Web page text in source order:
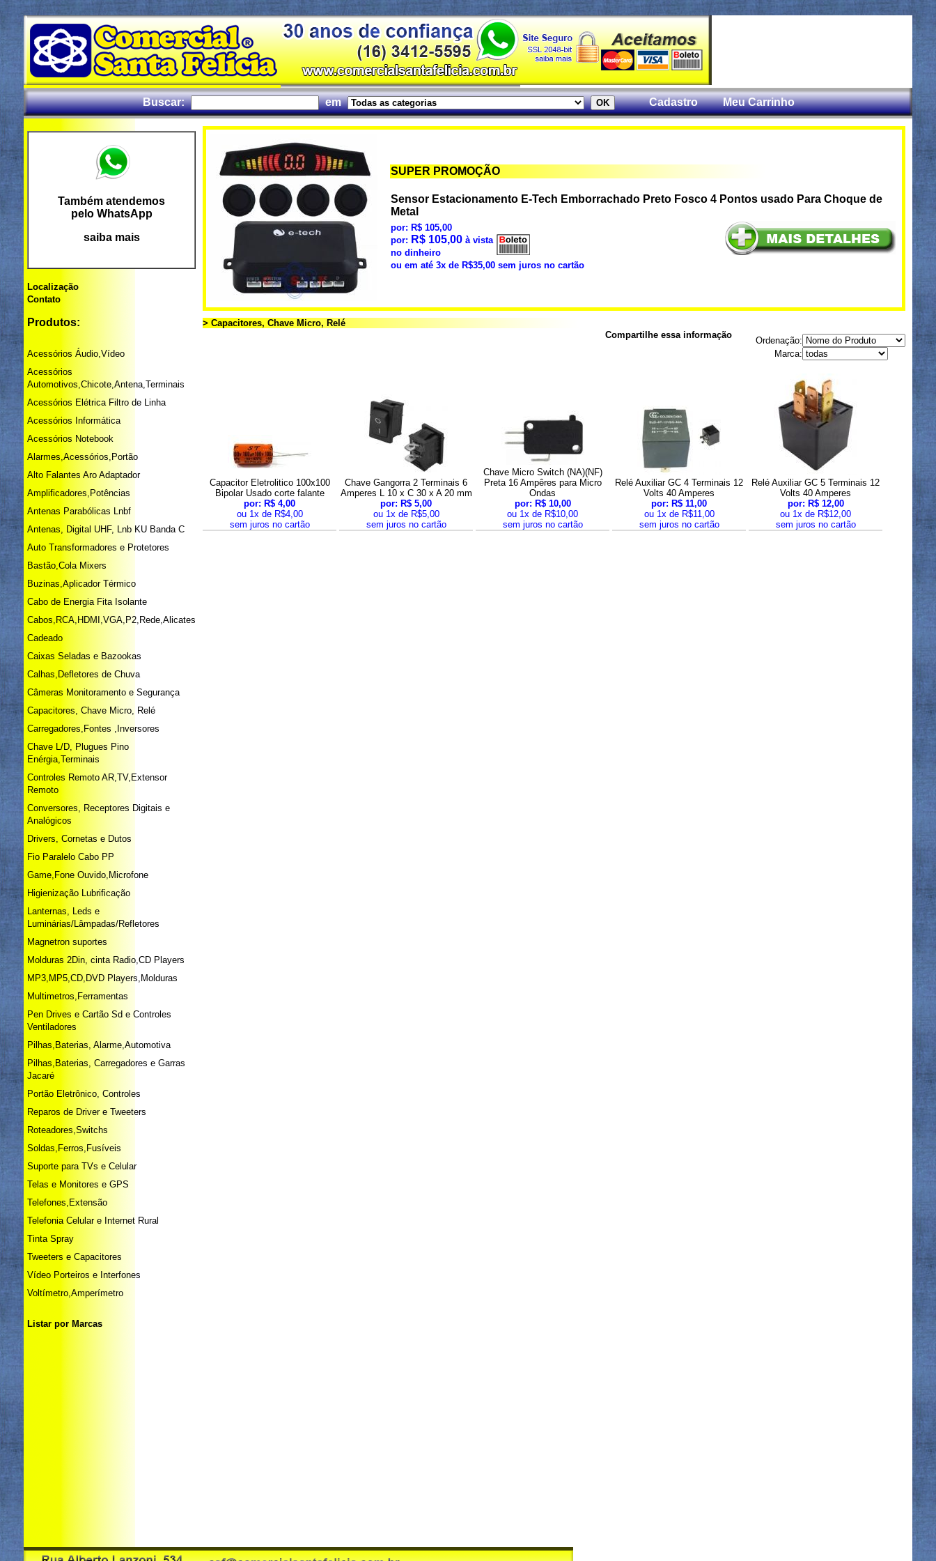
Buscar: em Cadastro Meu Carrinho
Também atendemos
pelo WhatsApp
saiba mais
Localização
Contato
Produtos:
Acessórios Áudio,Vídeo
Acessórios
Automotivos,Chicote,Antena,Terminais
Acessórios Elétrica Filtro de Linha
Acessórios Informática
Acessórios Notebook
Alarmes,Acessórios,Portão
Alto Falantes Aro Adaptador
Amplificadores,Potências
Antenas Parabólicas Lnbf
Antenas, Digital UHF, Lnb KU Banda C
Auto Transformadores e Protetores
Bastão,Cola Mixers
Buzinas,Aplicador Térmico
Cabo de Energia Fita Isolante
Cabos,RCA,HDMI,VGA,P2,Rede,Alicates
Cadeado
Caixas Seladas e Bazookas
Calhas,Defletores de Chuva
Câmeras Monitoramento e Segurança
Capacitores, Chave Micro, Relé
Carregadores,Fontes ,Inversores
Chave L/D, Plugues Pino
Enérgia,Terminais
Controles Remoto AR,TV,Extensor
Remoto
Conversores, Receptores Digitais e
Analógicos
Drivers, Cornetas e Dutos
Fio Paralelo Cabo PP
Game,Fone Ouvido,Microfone
Higienização Lubrificação
Lanternas, Leds e
Luminárias/Lâmpadas/Refletores
Magnetron suportes
Molduras 2Din, cinta Radio,CD Players
MP3,MP5,CD,DVD Players,Molduras
Multimetros,Ferramentas
Pen Drives e Cartão Sd e Controles
Ventiladores
Pilhas,Baterias, Alarme,Automotiva
Pilhas,Baterias, Carregadores e Garras
Jacaré
Portão Eletrônico, Controles
Reparos de Driver e Tweeters
Roteadores,Switchs
Soldas,Ferros,Fusíveis
Suporte para TVs e Celular
Telas e Monitores e GPS
Telefones,Extensão
Telefonia Celular e Internet Rural
Tinta Spray
Tweeters e Capacitores
Vídeo Porteiros e Interfones
Voltímetro,Amperímetro
Listar por Marcas
SUPER PROMOÇÃO
Sensor Estacionamento E-Tech Emborrachado Preto Fosco 4 Pontos usado Para Choque de
Metal
por: R$ 105,00
por: R$ 105,00 à vista
no dinheiro
ou em até 3x de R$35,00 sem juros no cartão
> Capacitores, Chave Micro, Relé
Compartilhe essa informação
Ordenação:
Marca:
Capacitor Eletrolitico 100x100
Bipolar Usado corte falante
por: R$ 4,00
ou 1x de R$4,00
sem juros no cartão
Chave Gangorra 2 Terminais 6
Amperes L 10 x C 30 x A 20 mm
por: R$ 5,00
ou 1x de R$5,00
sem juros no cartão
Chave Micro Switch (NA)(NF)
Preta 16 Ampêres para Micro
Ondas
por: R$ 10,00
ou 1x de R$10,00
sem juros no cartão
Relé Auxiliar GC 4 Terminais 12
Volts 40 Amperes
por: R$ 11,00
ou 1x de R$11,00
sem juros no cartão
Relé Auxiliar GC 5 Terminais 12
Volts 40 Amperes
por: R$ 12,00
ou 1x de R$12,00
sem juros no cartão